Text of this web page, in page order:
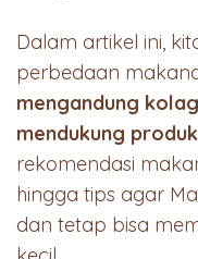
Dalam artikel ini,
perbedaan
mengandung
mendukung
rekomendasi
hingga tips agar
dan tetap bisa